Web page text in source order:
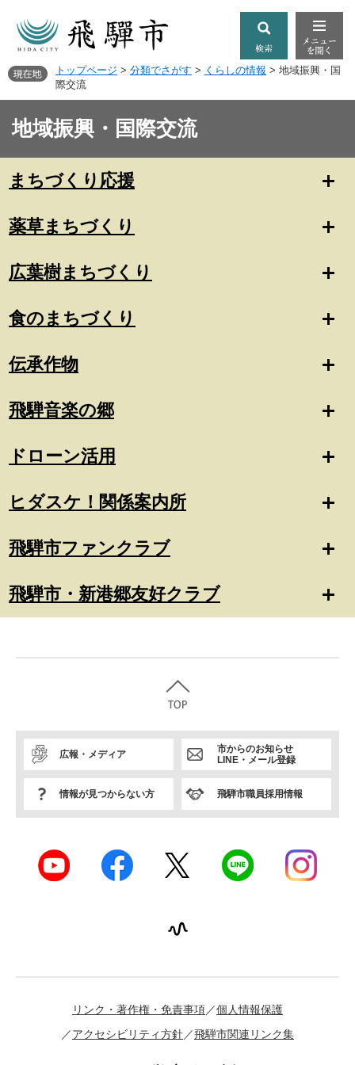
トップページ > 分類でさがす > くらしの情報 > 地域振興・国
際交流
地域振興・国際交流
まちづくり応援
薬草まちづくり
広葉樹まちづくり
食のまちづくり
伝承作物
飛騨音楽の郷
ドローン活用
ヒダスケ！関係案内所
飛騨市ファンクラブ
飛騨市・新港郷友好クラブ
広報・メディア
市からのお知らせ
LINE・メール登録
情報が見つからない方 飛騨市職員採用情報
リンク・著作権・免責事項
個人情報保護
アクセシビリティ方針
飛騨市関連リンク集